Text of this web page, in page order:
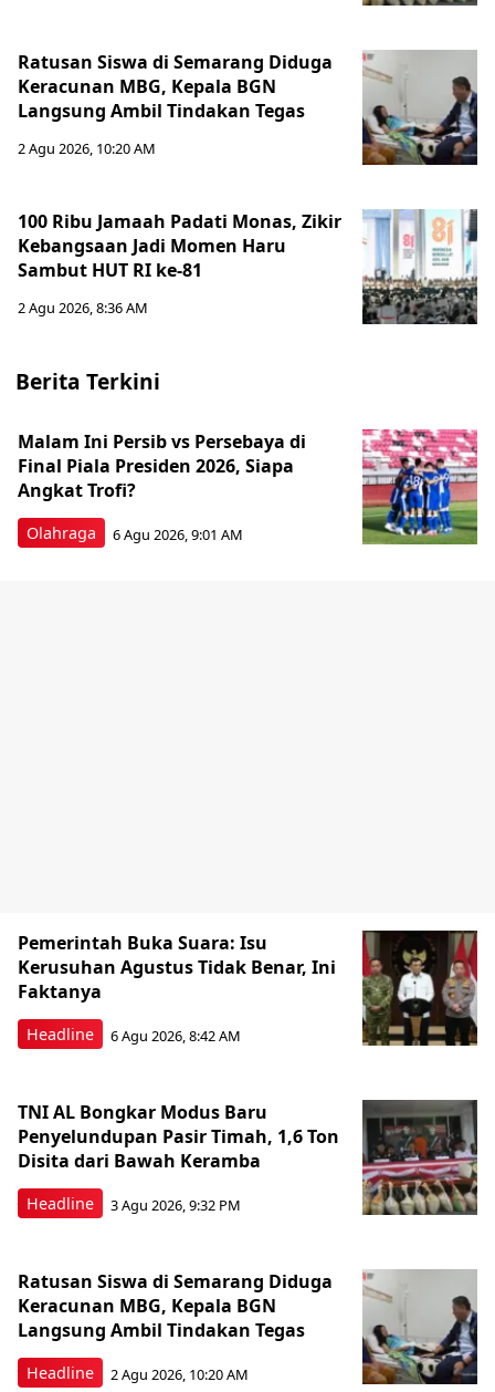
Ratusan Siswa di Semarang Diduga
Keracunan MBG, Kepala BGN
Langsung Ambil Tindakan Tegas
2 Agu 2026, 10:20 AM
100 Ribu Jamaah Padati Monas, Zikir
Kebangsaan Jadi Momen Haru
Sambut HUT RI ke-81
2 Agu 2026, 8:36 AM
Berita Terkini
Olahraga
Malam Ini Persib vs Persebaya di
Final Piala Presiden 2026, Siapa
Angkat Trofi?
6 Agu 2026, 9:01 AM
Headline
Pemerintah Buka Suara: Isu
Kerusuhan Agustus Tidak Benar, Ini
Faktanya
6 Agu 2026, 8:42 AM
Headline
TNI AL Bongkar Modus Baru
Penyelundupan Pasir Timah, 1,6 Ton
Disita dari Bawah Keramba
3 Agu 2026, 9:32 PM
Headline
Ratusan Siswa di Semarang Diduga
Keracunan MBG, Kepala BGN
Langsung Ambil Tindakan Tegas
2 Agu 2026, 10:20 AM